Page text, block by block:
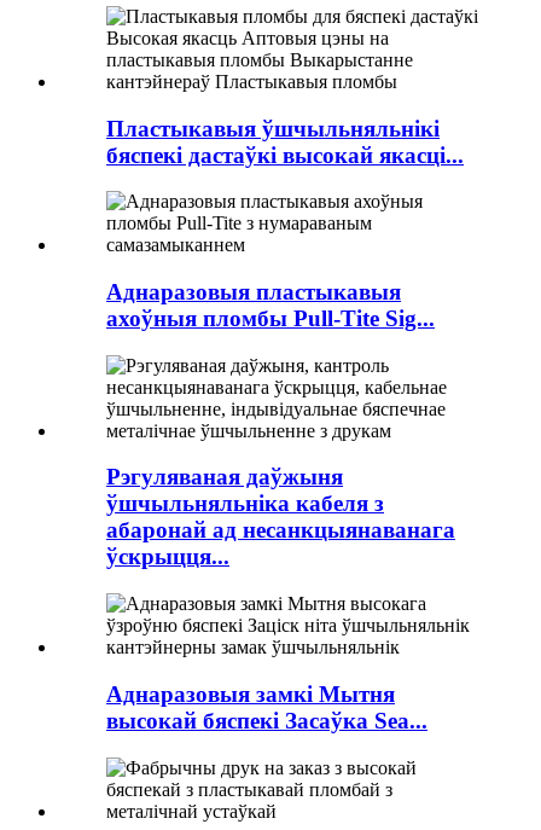
Пластыкавыя ўшчыльняльнікі
бяспекі дастаўкі высокай якасці...
Аднаразовыя пластыкавыя
ахоўныя пломбы Pull-Tite Sig...
Рэгуляваная даўжыня
ўшчыльняльніка кабеля з
абаронай ад несанкцыянаванага
ўскрыцця...
Аднаразовыя замкі Мытня
высокай бяспекі Засаўка Sea...